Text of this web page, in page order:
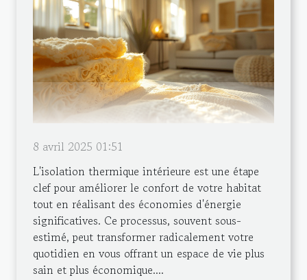
8 avril 2025 01:51
L'isolation thermique intérieure est une étape
clef pour améliorer le confort de votre habitat
tout en réalisant des économies d'énergie
significatives. Ce processus, souvent sous-
estimé, peut transformer radicalement votre
quotidien en vous offrant un espace de vie plus
sain et plus économique....